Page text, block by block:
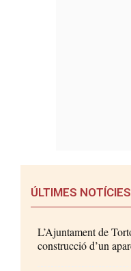
ÚLTIMES
L’Ajuntament de
construcció d’un